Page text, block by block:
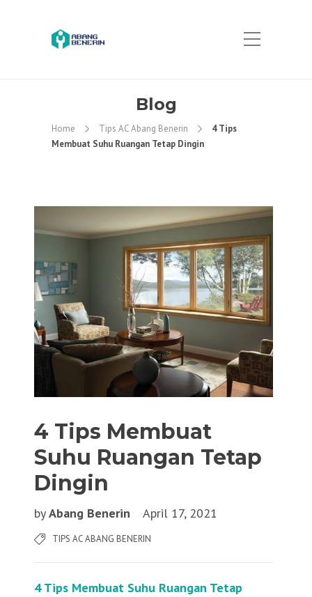
Blog
Home Tips AC Abang Benerin
4 Tips
Membuat Suhu Ruangan Tetap Dingin
4 Tips Membuat
Suhu Ruangan Tetap
Dingin
byAbang Benerin April 17, 2021
TIPS AC ABANG BENERIN
4 Tips Membuat Suhu Ruangan Tetap